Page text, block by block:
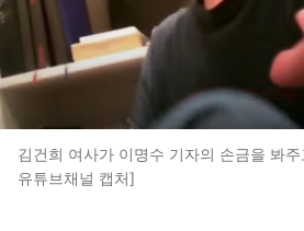
김건희 여사가 이명수 기자의 손금을 봐
유튜브채널 캡처]